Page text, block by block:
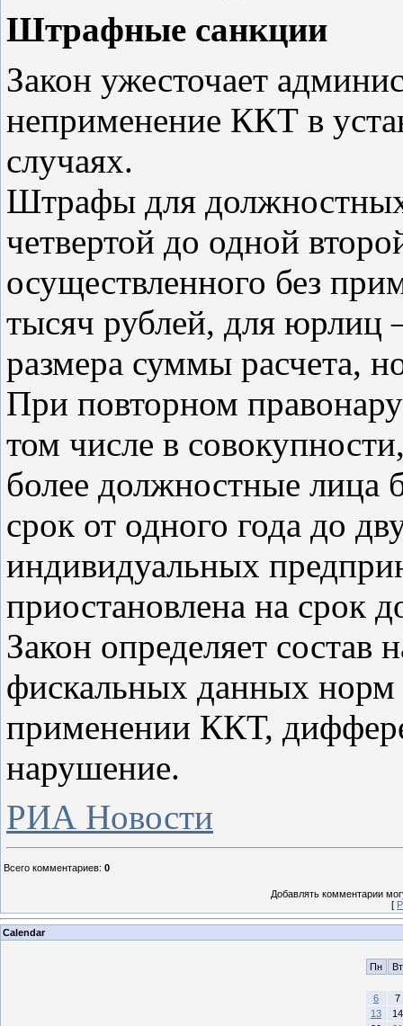
Штрафные санкции
Закон ужесточает
неприменение ККТ в
случаях.
Штрафы для
четвертой до одной
осуществленного без
тысяч рублей, для юрлиц
размера суммы расчета,
При повторном
том числе в
более должностные лица
срок от одного года до
индивидуальных
приостановлена на срок
Закон определяет состав
фискальных данных норм
применении ККТ,
нарушение.
РИА Новости
Всего комментариев: 0
Добавлять комментарии
[
Calendar
Пн Вт
6
7
13
14